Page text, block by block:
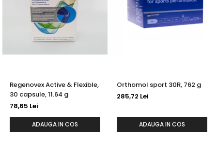
Regenovex Active & Flexible,
30 capsule, 11.64 g
78,65 Lei
ADAUGA IN COS
Orthomol sport 30R, 762 g
285,72 Lei
ADAUGA IN COS